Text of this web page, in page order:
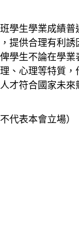
學生學業成績
提供合理有利
學生不論在學
、心理等特質
才符合國家未來
代表本會立場）